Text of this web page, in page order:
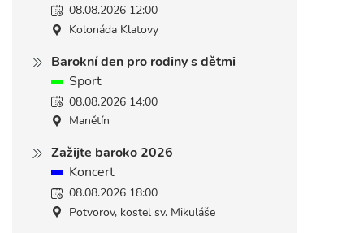
08.08.2026 12:00
Kolonáda Klatovy
Barokní den pro rodiny s dětmi
Sport
08.08.2026 14:00
Manětín
Zažijte baroko 2026
Koncert
08.08.2026 18:00
Potvorov, kostel sv. Mikuláše